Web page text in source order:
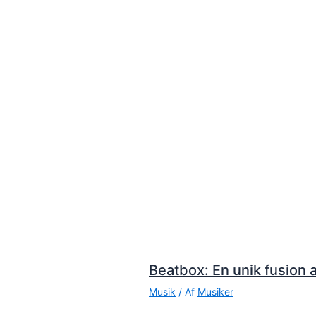
Beatbox: En unik fusion
Musik / Af Musiker